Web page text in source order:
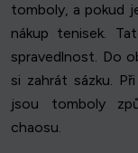
tomboly, a pokud
nákup tenisek.
spravedlnost. Do
si zahrát sázku.
jsou tomboly
chaosu.